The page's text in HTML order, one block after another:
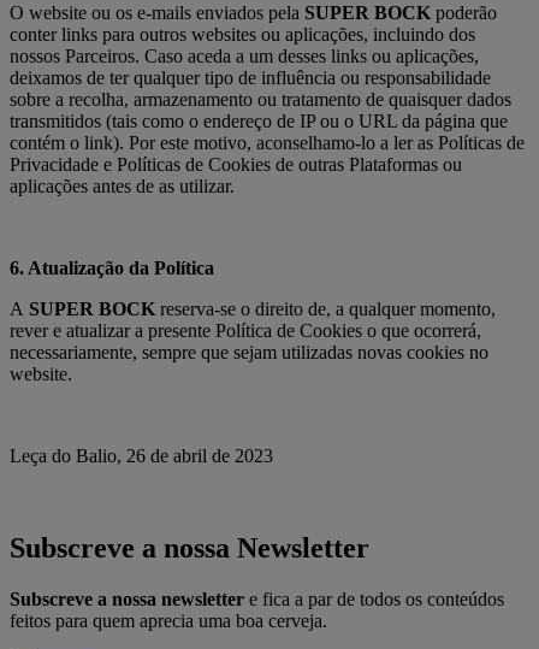
O website ou os e-mails enviados pela SUPER BOCK poderão
conter links para outros websites ou aplicações, incluindo dos
nossos Parceiros. Caso aceda a um desses links ou aplicações,
deixamos de ter qualquer tipo de influência ou responsabilidade
sobre a recolha, armazenamento ou tratamento de quaisquer dados
transmitidos (tais como o endereço de IP ou o URL da página que
contém o link). Por este motivo, aconselhamo-lo a ler as Políticas de
Privacidade e Políticas de Cookies de outras Plataformas ou
aplicações antes de as utilizar.
6. Atualização da Política
A SUPER BOCK reserva-se o direito de, a qualquer momento,
rever e atualizar a presente Política de Cookies o que ocorrerá,
necessariamente, sempre que sejam utilizadas novas cookies no
website.
Leça do Balio, 26 de abril de 2023
Subscreve a nossa Newsletter
Subscreve a nossa newsletter e fica a par de todos os conteúdos
feitos para quem aprecia uma boa cerveja.